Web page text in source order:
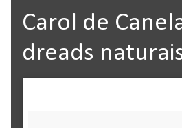
Carol de
dreads